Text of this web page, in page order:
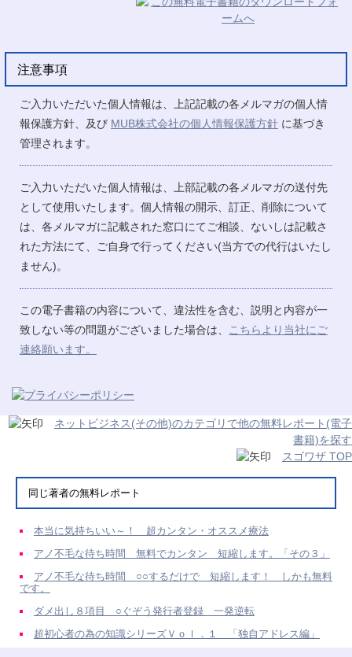
注意事項
ご入力いただいた個人情報は、上記記載の各メルマガの個人情
報保護方針、及び MUB株式会社の個人情報保護方針 に基づき
管理されます。
ご入力いただいた個人情報は、上部記載の各メルマガの送付先
として使用いたします。個人情報の開示、訂正、削除について
は、各メルマガに記載された窓口にてご相談、ないしは記載さ
れた方法にて、ご自身で行ってください(当方での代行はいたし
ません)。
この電子書籍の内容について、違法性を含む、説明と内容が一
致しない等の問題がございました場合は、
こちらより当社にご
連絡願います。
ネットビジネス(その他)のカテゴリで他の無料レポート(電子
書籍)を探す
スゴワザ TOP
同じ著者の無料レポート
本当に気持ちいい～！ 超カンタン・オススメ療法
アノ不毛な待ち時間 無料でカンタン 短縮します。「その３」
アノ不毛な待ち時間 ○○するだけで 短縮します！ しかも無料
です。
ダメ出し８項目 ○ぐぞう発行者登録 一発逆転
超初心者の為の知識シリーズＶｏｌ．１ 「独自アドレス編」